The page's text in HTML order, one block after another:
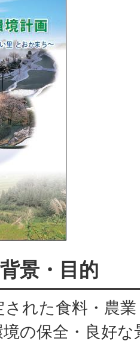
景・目的
れた食料・農
の保全・良好